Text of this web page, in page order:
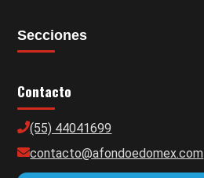
Secciones
Contacto
(55) 44041699
contacto@afondoedomex.com